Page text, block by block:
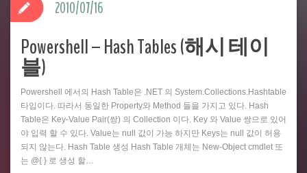
Powershell – Hash Tables (해시 테이
블)
Powershell 에서의 Hash Table은 .NET 의 System.Collections.Hashtable
타입이다. 따라서 동일한 Property와 Method 들을 가지고 있다. Hash
Table은 Key-Value Pair(쌍) 의 Collection 이다. Key 와 Value 쌍으로 있어
야 입력 할 수 있다. Value는 null 값이 가능 하지만 Keys는 null 값이 허용
되지 않는다. Hash Table 생성 Hash Table 개체는 New-Object cmdlet 또
는 @{ } 로 생성 할…
2010/07/16